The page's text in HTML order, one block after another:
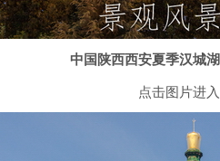
中国陕西西安夏季汉城
点击图片进